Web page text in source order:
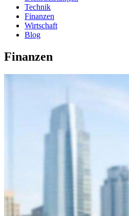
Technik
Finanzen
Wirtschaft
Blog
Finanzen